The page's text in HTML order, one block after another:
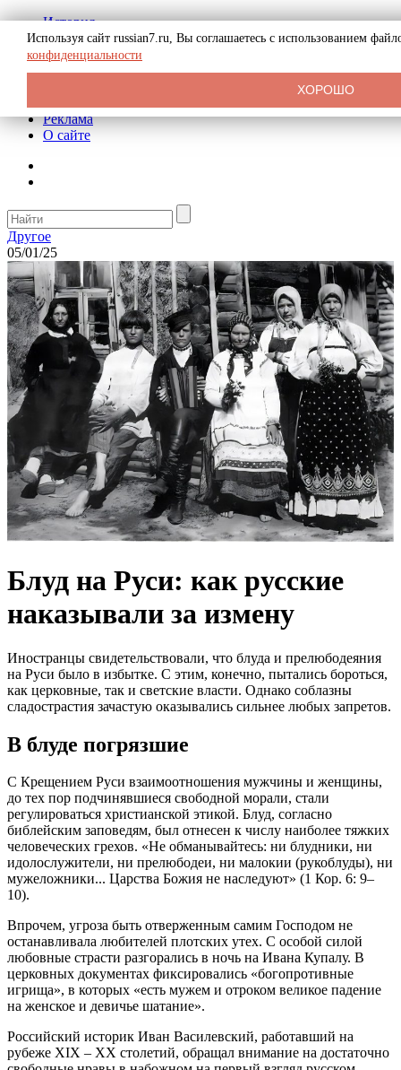
История
Биография
Криминал
СССР
Реклама
О сайте
Другое
05/01/25
Блуд на Руси: как русские
наказывали за измену
Иностранцы свидетельствовали, что блуда и прелюбодеяния
на Руси было в избытке. С этим, конечно, пытались бороться,
как церковные, так и светские власти. Однако соблазны
сладострастия зачастую оказывались сильнее любых запретов.
В блуде погрязшие
С Крещением Руси взаимоотношения мужчины и женщины,
до тех пор подчинявшиеся свободной морали, стали
регулироваться христианской этикой. Блуд, согласно
библейским заповедям, был отнесен к числу наиболее тяжких
человеческих грехов. «Не обманывайтесь: ни блудники, ни
идолослужители, ни прелюбодеи, ни малокии (рукоблуды), ни
мужеложники... Царства Божия не наследуют» (1 Кор. 6: 9–
10).
Впрочем, угроза быть отверженным самим Господом не
останавливала любителей плотских утех. С особой силой
любовные страсти разгорались в ночь на Ивана Купалу. В
церковных документах фиксировались «богопротивные
игрища», в которых «есть мужем и отроком великое падение
на женское и девичье шатание».
Российский историк Иван Василевский, работавший на
рубеже XIX – XX столетий, обращал внимание на достаточно
Используя сайт russian7.ru, Вы соглашаетесь с использованием
конфиденциальности
ХОРОШО